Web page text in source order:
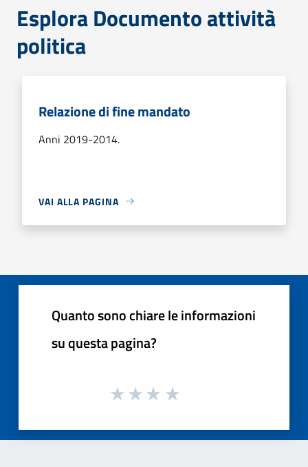
Esplora Documento attività
politica
Relazione di fine mandato
Anni 2019-2014.
VAI ALLA PAGINA
Quanto sono chiare le informazioni
su questa pagina?